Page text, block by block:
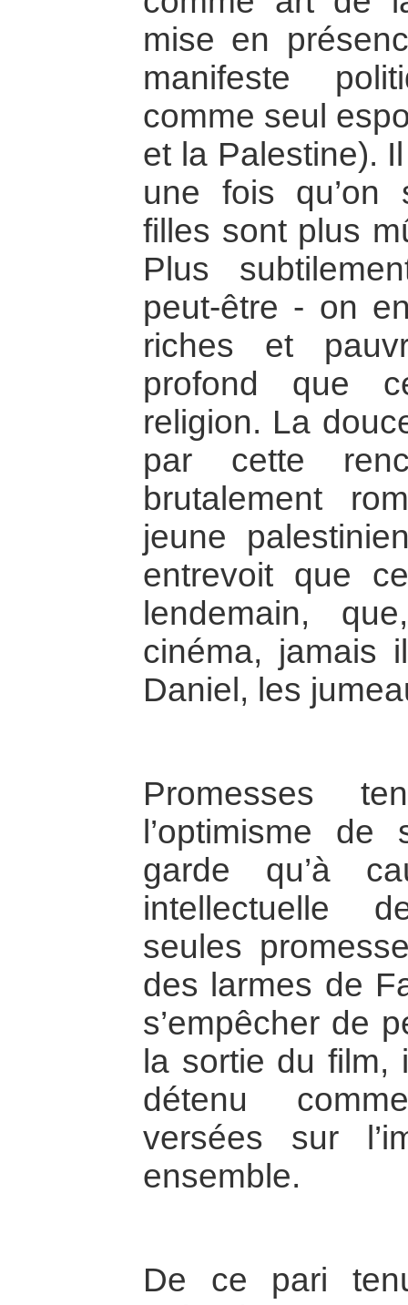
mise en
manifeste
comme seul
et la Palestine).
une fois qu’on
filles sont plus
Plus
peut-être - on
riches et
profond que
religion. La
par cette
brutalement
jeune
entrevoit que
lendemain,
cinéma, jamais
Daniel, les
Promesses
l’optimisme
garde qu’à
intellectuelle
seules
des larmes de
s’empêcher de
la sortie du film,
détenu
versées sur
ensemble.
De ce pari